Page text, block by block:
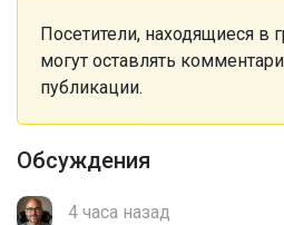
Посетители, находящиеся в
могут оставлять
публикации.
Обсуждения
4 часа назад